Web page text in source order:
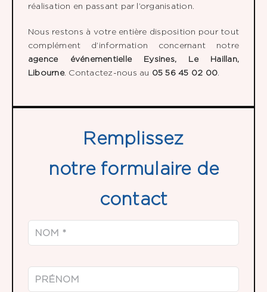
réalisation en passant par l’organisation.
Nous restons à votre entière disposition pour tout
complément d’information concernant notre
agence événementielle Eysines, Le Haillan,
Libourne. Contactez-nous au 05 56 45 02 00
Remplissez
notre formulaire de
contact